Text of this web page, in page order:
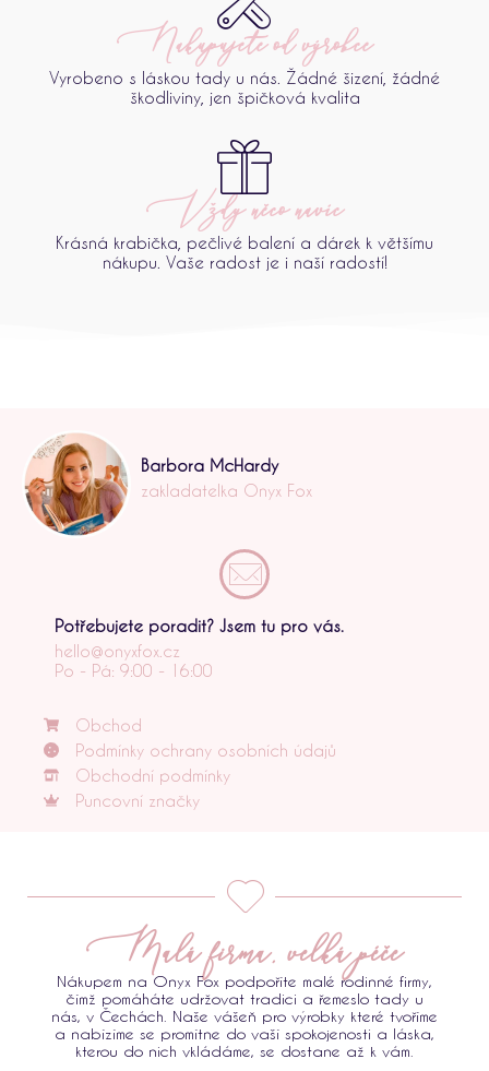
Nakupujete od výrobce
Vyrobeno s láskou tady u nás. Žádné šizení, žádné
škodliviny, jen špičková kvalita
Vždy něco navíc
Krásná krabička, pečlivé balení a dárek k většímu
nákupu. Vaše radost je i naší radostí!
Barbora McHardy
zakladatelka Onyx Fox
Potřebujete poradit? Jsem tu pro vás.
hello@onyxfox.cz
Po - Pá: 9:00 - 16:00
Obchod
Podmínky ochrany osobních údajů
Obchodní podmínky
Puncovní značky
Malá firma, velká péče
Nákupem na Onyx Fox podpoříte malé rodinné firmy,
čímž pomáháte udržovat tradici a řemeslo tady u
nás, v Čechách. Naše vášeň pro výrobky které tvoříme
a nabízíme se promítne do vaší spokojenosti a láska,
kterou do nich vkládáme, se dostane až k vám.